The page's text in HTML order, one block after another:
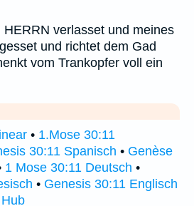
verlasset und meines
und richtet dem Gad
vom Trankopfer voll ein
• 1.Mose 30:11
30:11 Spanisch • Genèse
1 Mose 30:11 Deutsch •
• Genesis 30:11 Englisch